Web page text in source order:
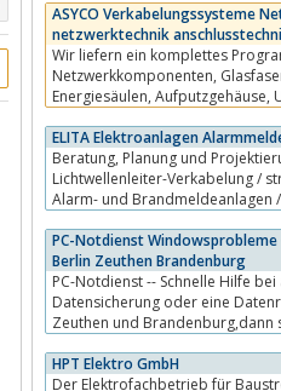
ASYCO Verkabelungssysteme
netzwerktechnik
Wir liefern ein komplettes Programm
Netzwerkkomponenten, Glasfasertechnik, Schranksysteme, Brüstungskanäle, Raumsäulen, Tischsäulen,
Energiesäulen, Aufputzgehäuse, Unterflursysteme, Schalterprogramm, Steckdosen, Dateneinsätze, Kabel,
ELITA Elektroanlagen
Beratung, Planung und Projektierung von Netzwerken, sowie Rechnervernetzung sämtlicher Systeme /
Lichtwellenleiter-Verkabelung /
Alarm- und Brandmeldeanlagen
PC-Notdienst
Berlin Zeuthen Brandenburg
PC-Notdienst -- Schnelle Hilfe
Datensicherung oder eine Datenrettung, einen Virenschutz oder eine
Zeuthen und Brandenburg,dann
HPT Elektro GmbH
Der Elektrofachbetrieb für